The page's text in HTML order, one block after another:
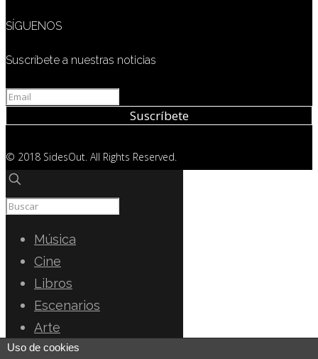
SÍGUENOS
Suscríbete a nuestras noticias
© 2018 SidesOut. All Rights Reserved.
Música
Cine
Libros
Escenarios
Arte
Miscelánea
Uso de cookies